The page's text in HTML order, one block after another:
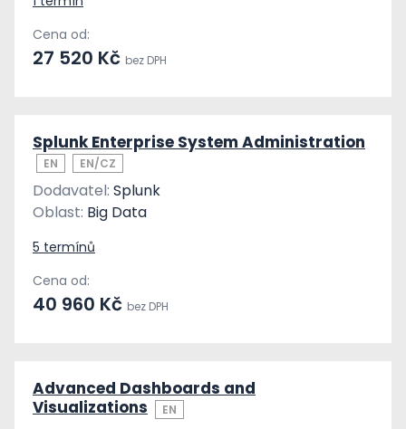
Cena od:
27 520 Kč bez DPH
Splunk Enterprise System Administration
EN EN/CZ
Dodavatel: Splunk
Oblast: Big Data
5 termínů
Cena od:
40 960 Kč bez DPH
Advanced Dashboards and
Visualizations
EN